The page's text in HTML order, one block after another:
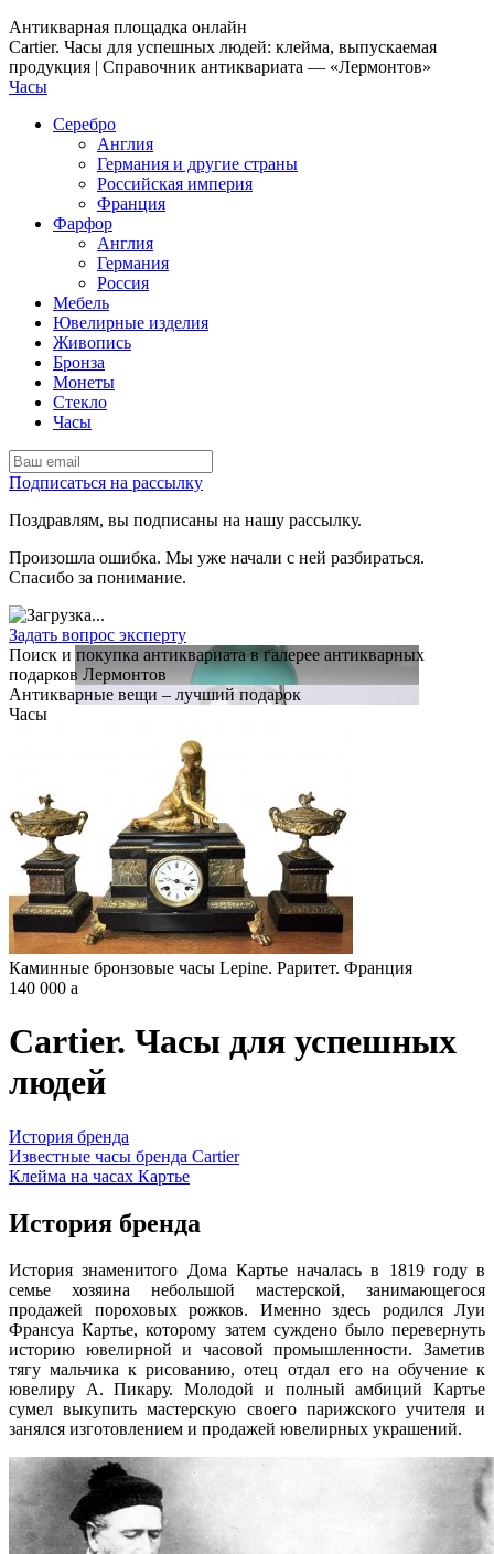
Антикварная площадка онлайн
Cartier. Часы для успешных людей: клейма, выпускаемая
продукция | Справочник антиквариата — «Лермонтов»
Часы
Серебро
Англия
Германия и другие страны
Российская империя
Франция
Фарфор
Англия
Германия
Россия
Мебель
Ювелирные изделия
Живопись
Бронза
Монеты
Стекло
Часы
Подписаться на рассылку
Поздравлям, вы подписаны на нашу рассылку.
Произошла ошибка. Мы уже начали с ней разбираться.
Спасибо за понимание.
Задать вопрос эксперту
Поиск и покупка антиквариата в галерее антикварных
подарков Лермонтов
Антикварные вещи – лучший подарок
Часы
Каминные бронзовые часы Lepine. Раритет. Франция
140 000 a
Cartier. Часы для успешных
людей
История бренда
Известные часы бренда Cartier
Клейма на часах Картье
История бренда
История знаменитого Дома Картье началась в 1819 году в
семье хозяина небольшой мастерской, занимающегося
продажей пороховых рожков. Именно здесь родился Луи
Франсуа Картье, которому затем суждено было перевернуть
историю ювелирной и часовой промышленности. Заметив
тягу мальчика к рисованию, отец отдал его на обучение к
ювелиру А. Пикару. Молодой и полный амбиций Картье
сумел выкупить мастерскую своего парижского учителя и
занялся изготовлением и продажей ювелирных украшений.